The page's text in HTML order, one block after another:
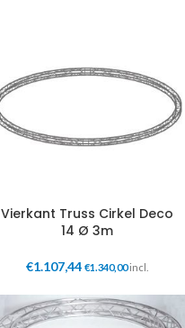
Vierkant Truss Cirkel Deco
14 Ø 3m
€1.107,44 €1.340,00incl.